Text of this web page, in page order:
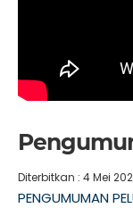
Diterbitkan : 4 Mei
PENGUMUMAN